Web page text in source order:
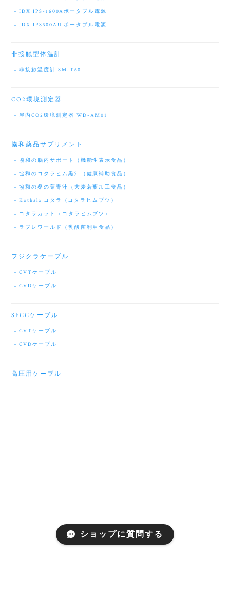
IDX IPS-1600Aポータブル電源
IDX IPS300AU ポータブル電源
非接触型体温計
非接触温度計 SM-T60
CO2環境測定器
屋内CO2環境測定器 WD-AM01
協和薬品サプリメント
協和の脳内サポート（機能性表示食品）
協和のコタラヒム黒汁（健康補助食品）
協和の桑の葉青汁（大麦若葉加工食品）
Kothala コタラ（コタラヒムブツ）
コタラカット（コタラヒムブツ）
ラブレワールド（乳酸菌利用食品）
フジクラケーブル
CVTケーブル
CVDケーブル
SFCCケーブル
CVTケーブル
CVDケーブル
高圧用ケーブル
ショップに質問する